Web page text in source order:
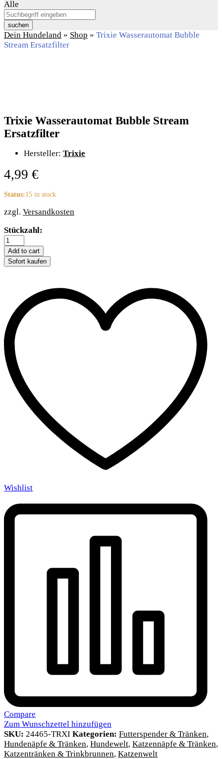
Alle
suchen
Dein Hundeland » Shop » Trixie Wasserautomat Bubble
Stream Ersatzfilter
Trixie Wasserautomat Bubble Stream
Ersatzfilter
Hersteller: Trixie
4,99 €
Status:15 in stock
zzgl. Versandkosten
Trixie
Wasserautomat
Bubble
Stream
Ersatzfilter
Stückzahl:
Add to cart
Sofort kaufen
Wishlist
Compare
Zum Wunschzettel hinzufügen
SKU: 24465-TRXI Kategorien: Futterspender & Tränken,
Hundenäpfe & Tränken, Hundewelt, Katzennäpfe & Tränken,
Katzentränken & Trinkbrunnen, Katzenwelt